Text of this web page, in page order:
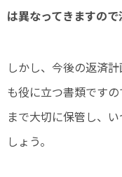
は異なってきますので
しかし、今後の返済
も役に立つ書類です
まで大切に保管し、
しょう。